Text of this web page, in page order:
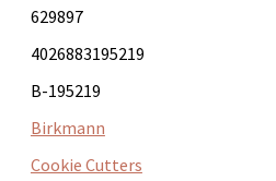
og Halloween.
629897
4026883195219
B-195219
Birkmann
Cookie Cutters
3, 7340 Oppdal